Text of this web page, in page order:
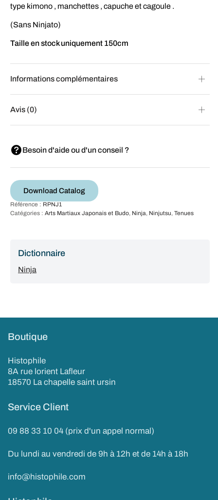
type kimono , manchettes , capuche et cagoule .
(Sans Ninjato)
Taille en stock uniquement 150cm
Informations complémentaires
Avis (0)
Besoin d'aide ou d'un conseil ?
Download Catalog
Référence : RPNJ1
Catégories : Arts Martiaux Japonais et Budo, Ninja, Ninjutsu, Tenues
Dictionnaire
Ninja
Boutique
Histophile
8A rue lorient Lafleur
18570 La chapelle saint ursin
Service Client
09 88 33 10 04 (prix d'un appel normal)
Du lundi au vendredi de 9h à 12h et de 14h à 18h
info@histophile.com